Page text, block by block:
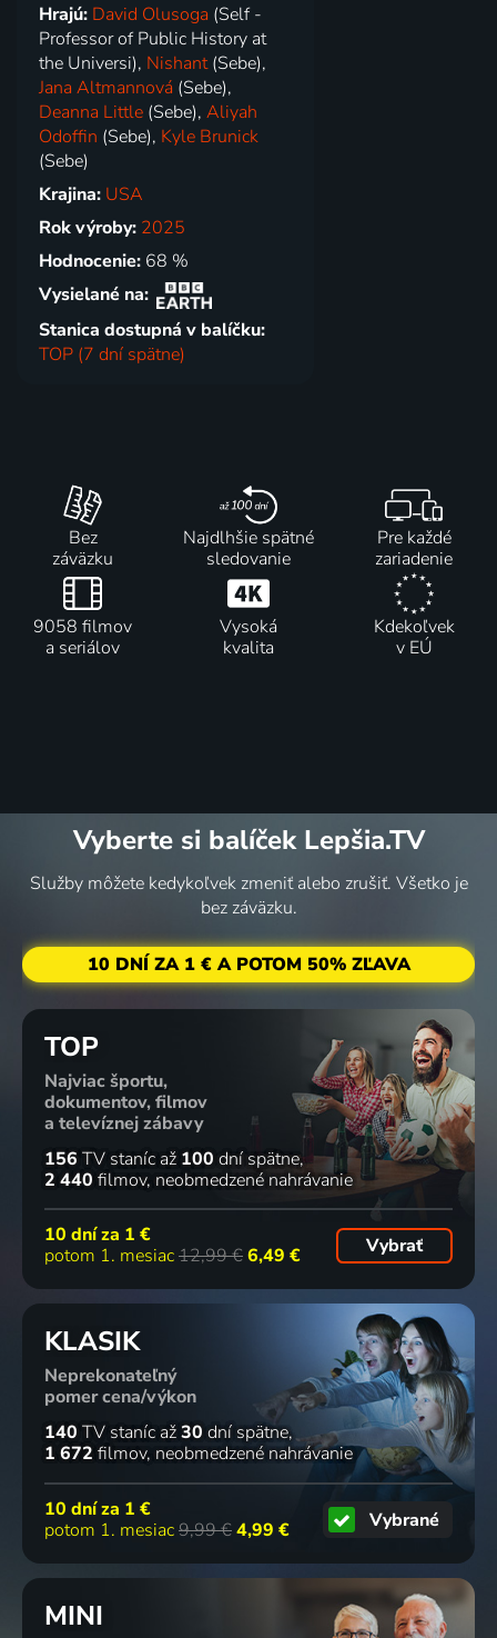
Hrajú: David Olusoga (Self -
Professor of Public History at
the Universi), Nishant(Sebe),
Jana Altmannová (Sebe),
Deanna Little (Sebe),Aliyah
Odoffin (Sebe), Kyle Brunick
(Sebe)
Krajina: USA
Rok výroby: 2025
Hodnocenie: 68 %
Vysielané na:
Stanica dostupná v balíčku:
TOP (7 dní spätne)
Bez
záväzku
Najdlhšie spätné
sledovanie
Pre každé
zariadenie
9058 filmov
a seriálov
Vysoká
kvalita
Kdekoľvek
v EÚ
Vyberte si balíček Lepšia.TV
Služby môžete kedykoľvek zmeniť alebo zrušiť. Všetko je
bez záväzku.
10 DNÍ ZA 1 € A POTOM 50% ZĽAVA
TOP
Najviac športu,
dokumentov, filmov
a televíznej zábavy
156 TV staníc až 100 dní spätne
2 440 filmov neobmedzené nahrávanie
10 dní za 1 €
potom 1. mesiac12,99 €6,49 € Vybrať
KLASIK
Neprekonateľný
pomer cena/výkon
140 TV staníc až30 dní spätne
1 672 filmov neobmedzené nahrávanie
10 dní za 1 €
potom 1. mesiac9,99 €4,99 € Vybrané
MINI